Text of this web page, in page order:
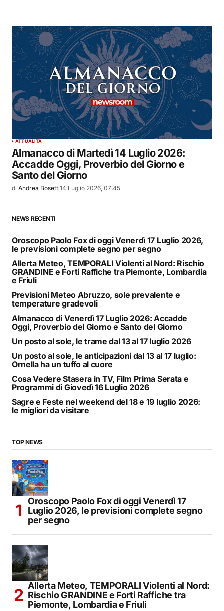
ATTUALITÀ
Almanacco di Martedì 14 Luglio 2026:
Accadde Oggi, Proverbio del Giorno e
Santo del Giorno
di Andrea Bosetti14 Luglio 2026, 07:45
NEWS RECENTI
Oroscopo Paolo Fox di oggi Venerdì 17 Luglio 2026,
le previsioni complete segno per segno
Allerta Meteo, TEMPORALI Violenti al Nord: Rischio
GRANDINE e Forti Raffiche tra Piemonte, Lombardia
e Friuli
Previsioni Meteo Abruzzo, sole prevalente e
temperature gradevoli
Almanacco di Venerdì 17 Luglio 2026: Accadde
Oggi, Proverbio del Giorno e Santo del Giorno
Un posto al sole, le trame dal 13 al 17 luglio 2026
Un posto al sole, le anticipazioni dal 13 al 17 luglio:
Ornella ha un tuffo al cuore
Cosa Vedere Stasera in TV, Film Prima Serata e
Programmi di Giovedì 16 Luglio 2026
Sagre e Feste nel weekend del 18 e 19 luglio 2026:
le migliori da visitare
TOP NEWS
Oroscopo Paolo Fox di oggi Venerdì 17
Luglio 2026, le previsioni complete segno
per segno
Allerta Meteo, TEMPORALI Violenti al Nord:
Rischio GRANDINE e Forti Raffiche tra
Piemonte, Lombardia e Friuli